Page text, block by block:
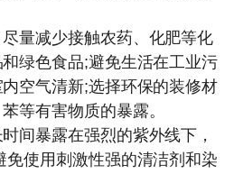
减少接触农药、化肥等化
绿色食品;避免生活在工业污
空气清新;选择环保的装修材
等有害物质的暴露。
暴露在强烈的紫外线下，
免使用刺激性强的清洁剂和染